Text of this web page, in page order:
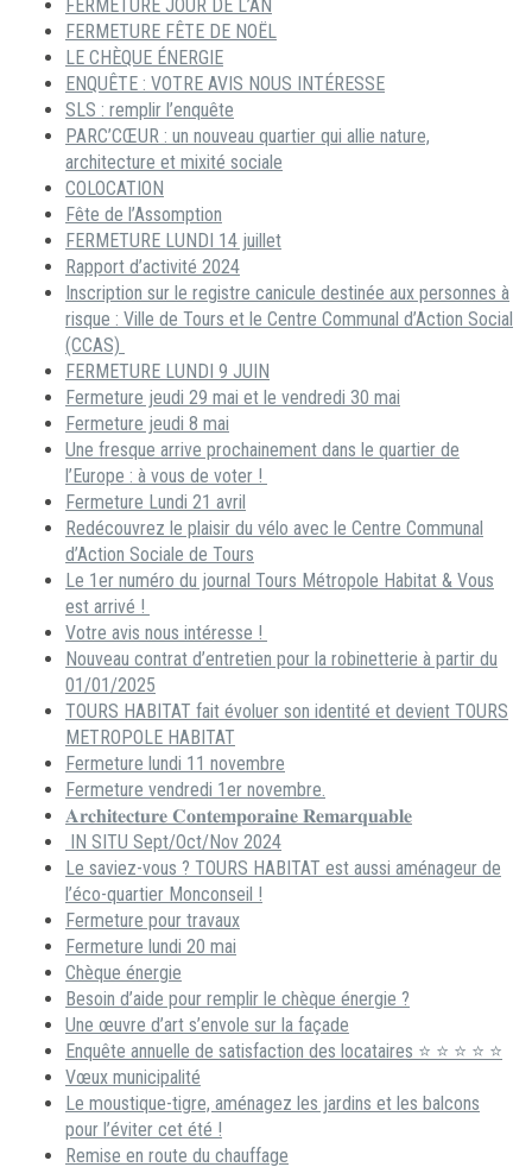
FERMETURE JOUR DE L’AN
FERMETURE FÊTE DE NOËL
LE CHÈQUE ÉNERGIE
ENQUÊTE : VOTRE AVIS NOUS INTÉRESSE
SLS : remplir l’enquête
PARC’CŒUR : un nouveau quartier qui allie nature,
architecture et mixité sociale
COLOCATION
Fête de l’Assomption
FERMETURE LUNDI 14 juillet
Rapport d’activité 2024
Inscription sur le registre canicule destinée aux personnes à
risque : Ville de Tours et le Centre Communal d’Action Social
(CCAS)
FERMETURE LUNDI 9 JUIN
Fermeture jeudi 29 mai et le vendredi 30 mai
Fermeture jeudi 8 mai
Une fresque arrive prochainement dans le quartier de
l’Europe : à vous de voter !
Fermeture Lundi 21 avril
Redécouvrez le plaisir du vélo avec le Centre Communal
d’Action Sociale de Tours
Le 1er numéro du journal Tours Métropole Habitat & Vous
est arrivé !
Votre avis nous intéresse !
Nouveau contrat d’entretien pour la robinetterie à partir du
01/01/2025
TOURS HABITAT fait évoluer son identité et devient TOURS
METROPOLE HABITAT
Fermeture lundi 11 novembre
Fermeture vendredi 1er novembre.
𝐀𝐫𝐜𝐡𝐢𝐭𝐞𝐜𝐭𝐮𝐫𝐞 𝐂𝐨𝐧𝐭𝐞𝐦𝐩𝐨𝐫𝐚𝐢𝐧𝐞 𝐑𝐞𝐦𝐚𝐫𝐪𝐮𝐚𝐛𝐥𝐞
IN SITU Sept/Oct/Nov 2024
Le saviez-vous ? TOURS HABITAT est aussi aménageur de
l’éco-quartier Monconseil !
Fermeture pour travaux
Fermeture lundi 20 mai
Chèque énergie
Besoin d’aide pour remplir le chèque énergie ?
Une œuvre d’art s’envole sur la façade
Enquête annuelle de satisfaction des locataires ⭐ ⭐ ⭐ ⭐ ⭐
Vœux municipalité
Le moustique-tigre, aménagez les jardins et les balcons
pour l’éviter cet été !
Remise en route du chauffage